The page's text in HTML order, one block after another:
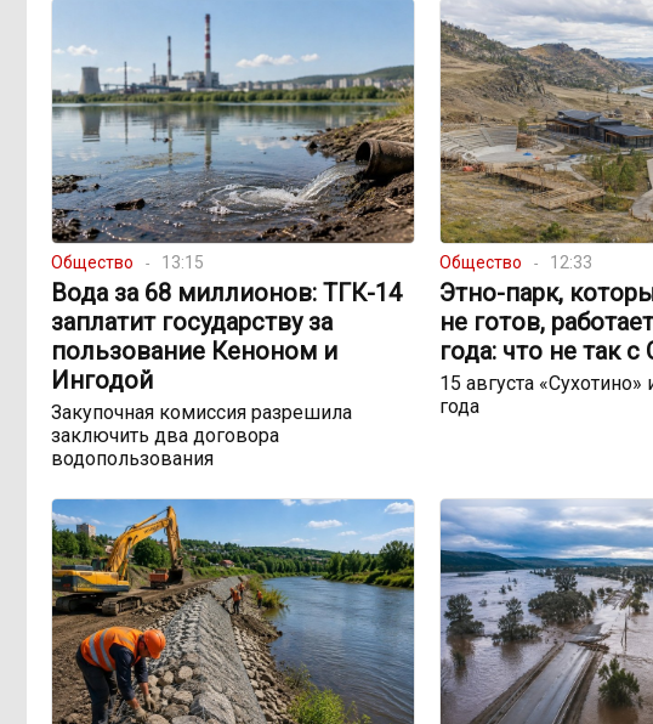
Общество 13:15
Вода за 68 миллионов: ТГК-14
заплатит государству за
пользование Кеноном и
Ингодой
Закупочная комиссия разрешила
заключить два договора
водопользования
Общество 12:33
Этно-парк,
не готов,
года: что не так с
15 августа «Сухотино»
года